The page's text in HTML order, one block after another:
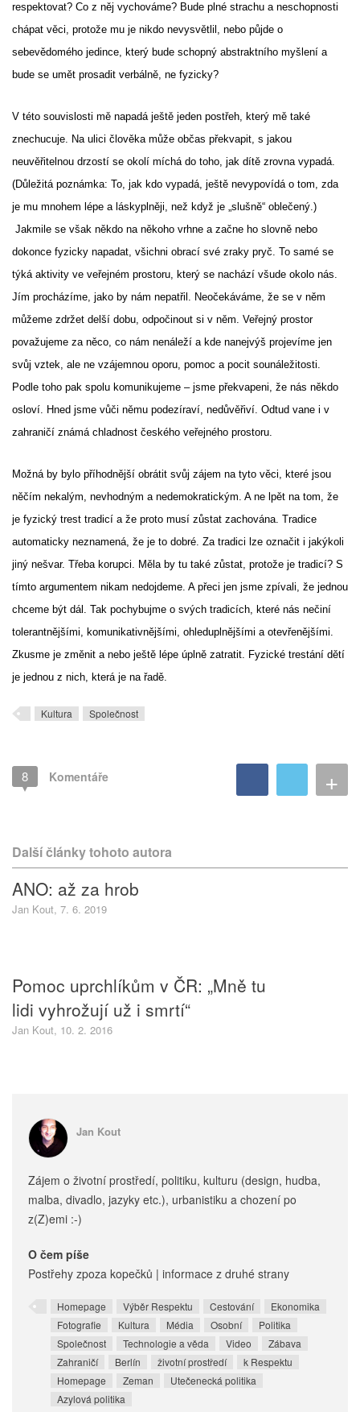
respektovat? Co z něj vychováme? Bude plné strachu a neschopnosti
chápat věci, protože mu je nikdo nevysvětlil, nebo půjde o
sebevědomého jedince, který bude schopný abstraktního myšlení a
bude se umět prosadit verbálně, ne fyzicky?
V této souvislosti mě napadá ještě jeden postřeh, který mě také
znechucuje. Na ulici člověka může občas překvapit, s jakou
neuvěřitelnou drzostí se okolí míchá do toho, jak dítě zrovna vypadá.
(Důležitá poznámka: To, jak kdo vypadá, ještě nevypovídá o tom, zda
je mu mnohem lépe a láskyplněji, než když je „slušně“ oblečený.)
Jakmile se však někdo na někoho vrhne a začne ho slovně nebo
dokonce fyzicky napadat, všichni obrací své zraky pryč. To samé se
týká aktivity ve veřejném prostoru, který se nachází všude okolo nás.
Jím procházíme, jako by nám nepatřil. Neočekáváme, že se v něm
můžeme zdržet delší dobu, odpočinout si v něm. Veřejný prostor
považujeme za něco, co nám nenáleží a kde nanejvýš projevíme jen
svůj vztek, ale ne vzájemnou oporu, pomoc a pocit sounáležitosti.
Podle toho pak spolu komunikujeme – jsme překvapeni, že nás někdo
osloví. Hned jsme vůči němu podezíraví, nedůvěřiví. Odtud vane i v
zahraničí známá chladnost českého veřejného prostoru.
Možná by bylo příhodnější obrátit svůj zájem na tyto věci, které jsou
něčím nekalým, nevhodným a nedemokratickým. A ne lpět na tom, že
je fyzický trest tradicí a že proto musí zůstat zachována. Tradice
automaticky neznamená, že je to dobré. Za tradici lze označit i jakýkoli
jiný nešvar. Třeba korupci. Měla by tu také zůstat, protože je tradicí? S
tímto argumentem nikam nedojdeme. A přeci jen jsme zpívali, že jednou
chceme být dál. Tak pochybujme o svých tradicích, které nás nečiní
tolerantnějšími, komunikativnějšími, ohleduplnějšími a otevřenějšími.
Zkusme je změnit a nebo ještě lépe úplně zatratit. Fyzické trestání dětí
je jednou z nich, která je na řadě.
Kultura Společnost
8 Komentáře +
Další články tohoto autora
ANO: až za hrob
Jan Kout, 7. 6. 2019
Pomoc uprchlíkům v ČR: „Mně tu
lidi vyhrožují už i smrtí“
Jan Kout, 10. 2. 2016
Jan Kout
Zájem o životní prostředí, politiku, kulturu (design, hudba,
malba, divadlo, jazyky etc.), urbanistiku a chození po
z(Z)emi :-)
O čem píše
Postřehy zpoza kopečků | informace z druhé strany
Homepage Výběr Respektu Cestování
Ekonomika
Fotografie
Kultura Média Osobní
Politika
Společnost
Technologie a věda Video
Zábava
Zahraničí
Berlín životní prostředí
k Respektu
Homepage
Zeman
Utečenecká politika
Azylová politika